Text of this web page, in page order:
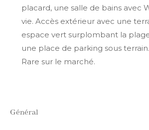
placard, une salle de bains avec
vie. Accès extérieur avec une
espace vert surplombant la
une place de parking sous terrain.
Rare sur le marché.
général